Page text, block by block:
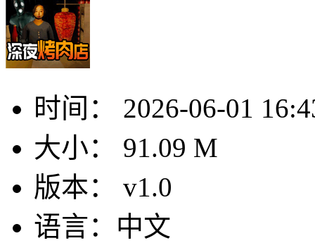
时间：
2026-06-01
大小：
91.09 M
版本：
v1.0
语言： 中文